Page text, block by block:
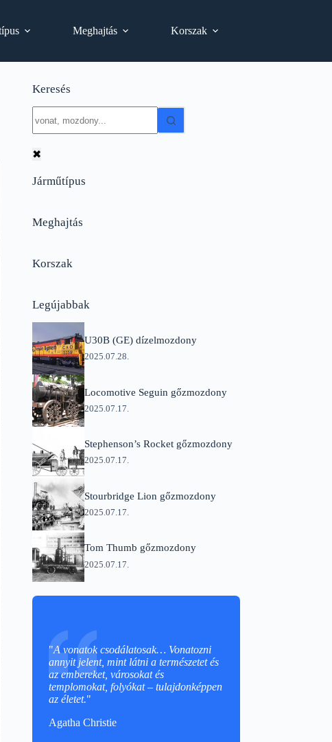
Meghajtás Korszak
Keresés
results
✖
Járműtípus
Meghajtás
Korszak
Legújabbak
U30B (GE) dízelmozdony
2025.07.28.
Locomotive Seguin gőzmozdony
2025.07.17.
Stephenson’s Rocket gőzmozdony
2025.07.17.
Stourbridge Lion gőzmozdony
2025.07.17.
Tom Thumb gőzmozdony
2025.07.17.
"A vonatok csodálatosak… Vonatozni
annyit jelent, mint látni a természetet és
az embereket, városokat és
templomokat, folyókat – tulajdonképpen
az életet."
Agatha Christie